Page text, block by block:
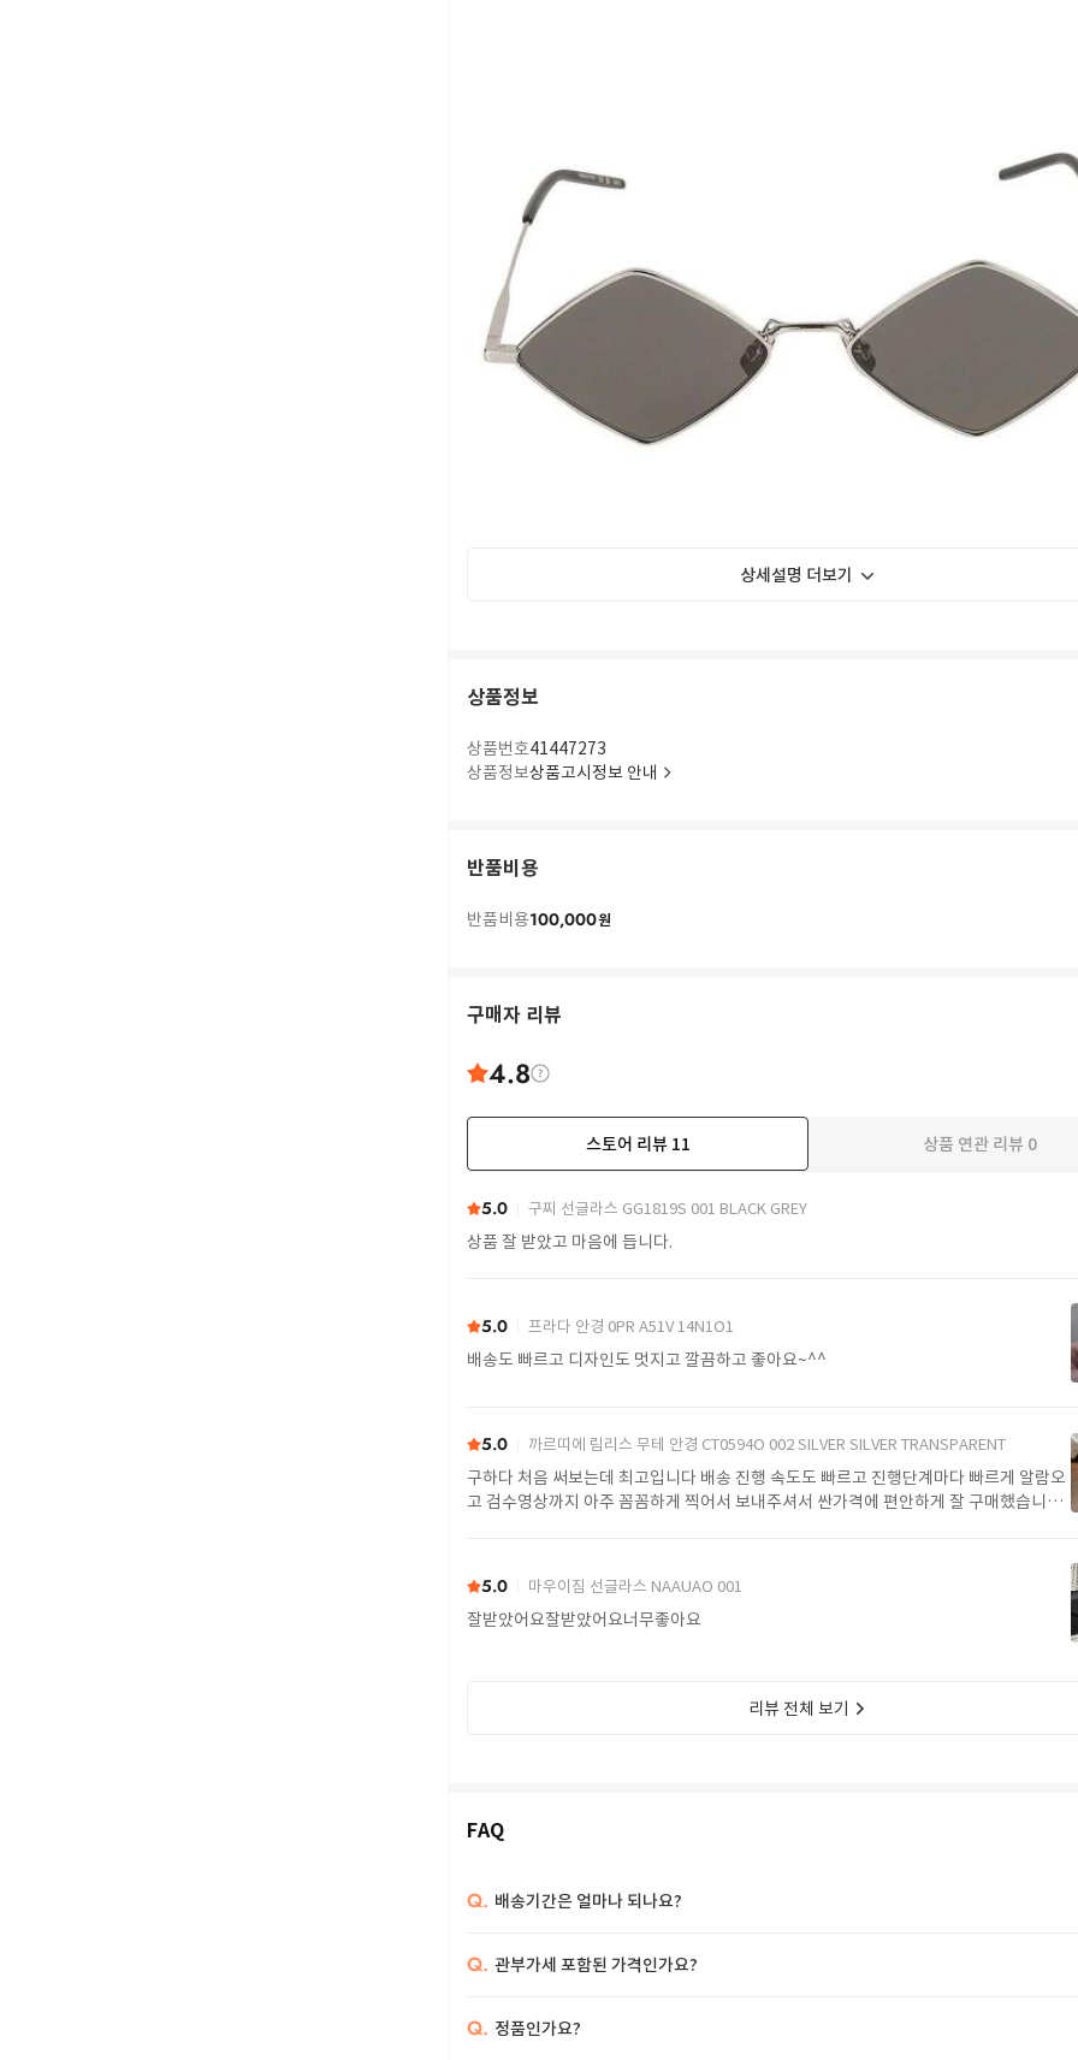
상세설명 더보기
상품정보
상품번호41447273
상품정보상품고시정보 안내
반품비용
반품비용100,000원
구매자 리뷰
4.8
스토어 리뷰 11 상품 연관 리뷰 0
5.0 구찌 선글라스 GG1819S 001 BLACK GREY
상품 잘 받았고 마음에 듭니다.
5.0 프라다 안경 0PR A51V 14N1O1
배송도 빠르고 디자인도 멋지고 깔끔하고 좋아요~^^
5.0 까르띠에 림리스 무테 안경 CT0594O 002 SILVER SILVER TRANSPARENT
구하다 처음 써보는데 최고입니다 배송 진행 속도도 빠르고 진행단계마다 빠르게 알람오
고 검수영상까지 아주 꼼꼼하게 찍어서 보내주셔서 싼가격에 편안하게 잘 구매했습니다.
5.0 마우이짐 선글라스 NAAUAO 001
잘받았어요잘받았어요너무좋아요
리뷰 전체 보기
FAQ
Q. 배송기간은 얼마나 되나요?
Q. 관부가세 포함된 가격인가요?
Q. 정품인가요?